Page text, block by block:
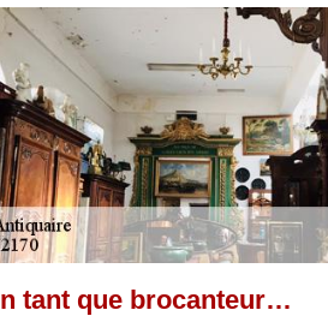
tant que brocanteur…